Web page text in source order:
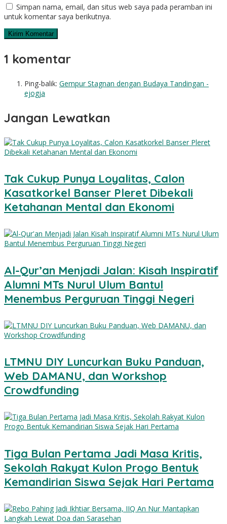
Simpan nama, email, dan situs web saya pada peramban ini
untuk komentar saya berikutnya.
1 komentar
Ping-balik: Gempur Stagnan dengan Budaya Tandingan -
ejogja
Jangan Lewatkan
Tak Cukup Punya Loyalitas, Calon
Kasatkorkel Banser Pleret Dibekali
Ketahanan Mental dan Ekonomi
Al-Qur’an Menjadi Jalan: Kisah Inspiratif
Alumni MTs Nurul Ulum Bantul
Menembus Perguruan Tinggi Negeri
LTMNU DIY Luncurkan Buku Panduan,
Web DAMANU, dan Workshop
Crowdfunding
Tiga Bulan Pertama Jadi Masa Kritis,
Sekolah Rakyat Kulon Progo Bentuk
Kemandirian Siswa Sejak Hari Pertama